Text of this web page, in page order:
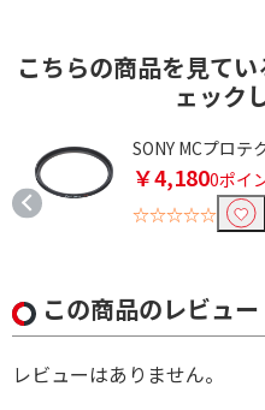
こちらの商品を見て
ェック
SONY MCプロテ
￥4,1800ポイ
☆☆☆☆☆
この商品のレビュー
レビューはありません。